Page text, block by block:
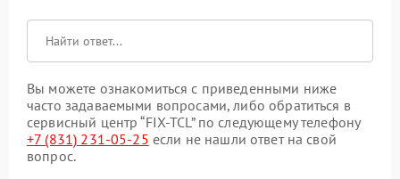
Вы можете ознакомиться с приведенными ниже
часто задаваемыми вопросами, либо обратиться в
сервисный центр “FIX-TCL” по следующему телефону
+7 (831) 231-05-25 если не нашли ответ на свой
вопрос.